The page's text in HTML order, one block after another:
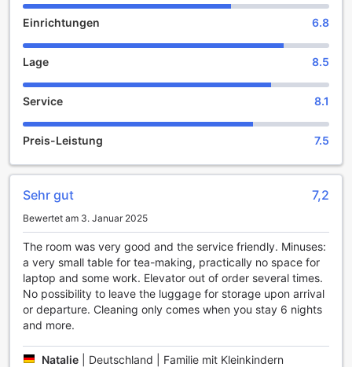
übernachten kostenlos, was es zu einer idealen Wahl für
einen unvergesslichen Familienurlaub macht.
Bequeme Annehmlichkeiten im Travelodge Edinburgh
Central Queen Street
Das Travelodge Edinburgh Central Queen Street bietet
Annehmlichkeiten, die den Aufenthalt noch angenehmer
gestalten. Besonders hervorzuheben ist der moderne
Verkaufsautomat, der rund um die Uhr verfügbar ist. Hier
Getränken eindecken, ideal für den kleinen Hunger
zwischendurch oder um sich nach einem langen Tag in der
Die Lage des Hotels in der pulsierenden Innenstadt von
Edinburgh macht es zu einem perfekten Ausgangspunkt
für Erkundungen. Nach einem aufregenden Tag können Sie
zurückkehren und sich in der gemütlichen Atmosphäre des
Hotels entspannen, während Sie sich mit einem schnellen
Snack aus dem Verkaufsautomaten versorgen. Diese
sich während Ihres Aufenthalts rundum wohlfühlen.
Einrichtungen 6.8
Lage 8.5
Service 8.1
Preis-Leistung 7.5
Sehr gut 7,2
Bewertet am 3. Januar 2025
The room was very good and the service friendly. Minuses:
a very small table for tea-making, practically no space for
laptop and some work. Elevator out of order several times.
No possibility to leave the luggage for storage upon arrival
or departure. Cleaning only comes when you stay 6 nights
and more.
Natalie Deutschland | Familie mit Kleinkindern